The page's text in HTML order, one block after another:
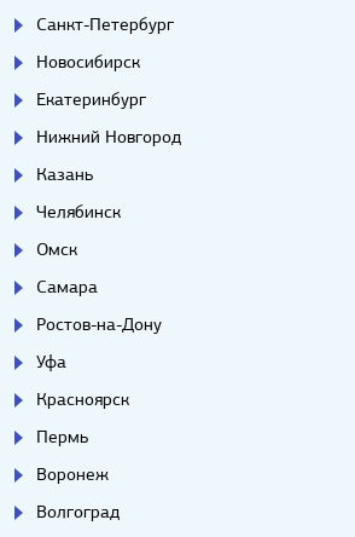
Санкт-Петербург
Новосибирск
Екатеринбург
Нижний Новгород
Казань
Челябинск
Омск
Самара
Ростов-на-Дону
Уфа
Красноярск
Пермь
Воронеж
Волгоград